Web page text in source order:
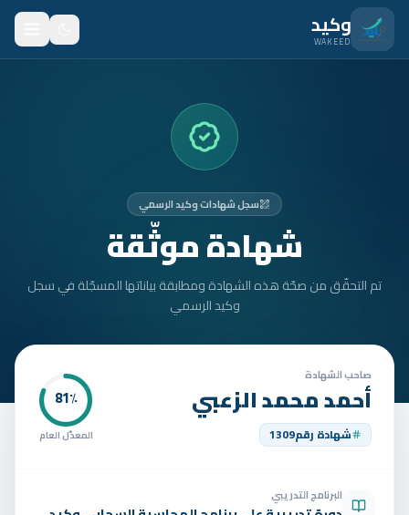
انتقل للمحتوى الرئيسي
وكيد
WAKEED
المتدربون
الأمان
تواصل
الوظائف
سجل شهادات وكيد الرسمي
شهادة موثّقة
تم التحقّق من صحّة هذه الشهادة ومطابقة بياناتها المسجّلة في سجل
وكيد الرسمي
صاحب الشهادة
أحمد محمد الزعبي
شهادة رقم1309
81٪
المعدّل العام
البرنامج التدريبي